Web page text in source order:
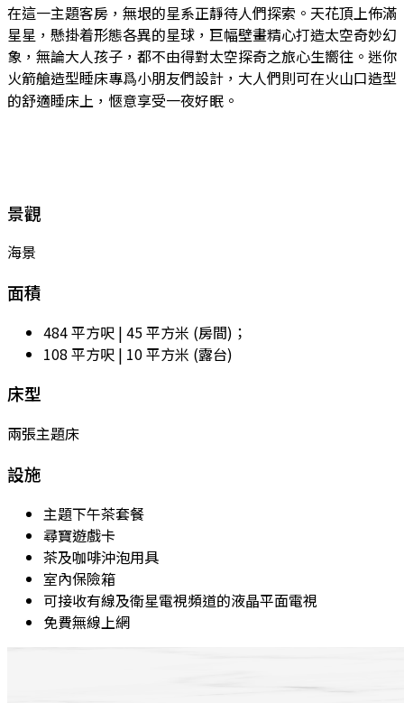
在這一主題客房，無垠的星系正靜待人們探索。天花頂上佈滿
星星，懸掛着形態各異的星球，巨幅壁畫精心打造太空奇妙幻
象，無論大人孩子，都不由得對太空探奇之旅心生嚮往。迷你
火箭艙造型睡床專爲小朋友們設計，大人們則可在火山口造型
的舒適睡床上，愜意享受一夜好眠。
景觀
海景
面積
484 平方呎 | 45 平方米 (房間)；
​108 平方呎 | 10 平方米 (露台)​
床型
兩張主題床
設施
主題下午茶套餐
尋寶遊戲卡
茶及咖啡沖泡用具
室內保險箱
可接收有線及衛星電視頻道的液晶平面電視
免費無線上網